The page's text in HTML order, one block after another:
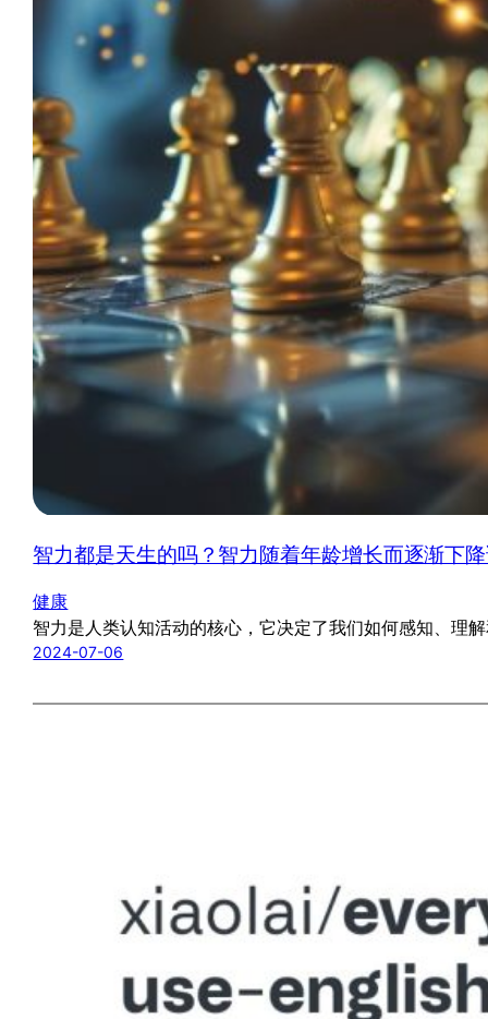
智力都是天生的吗？智力随着年龄增长而逐渐下
健康
智力是人类认知活动的核心，它决定了我们如何感知、理
2024-07-06